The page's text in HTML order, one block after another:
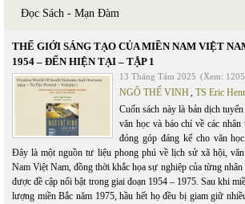
Đọc Sách - Mạn Đàm
THẾ GIỚI SÁNG TẠO CỦA MIỀN NAM VIỆT
1954 – ĐẾN HIỆN TẠI – TẬP 1
13 Tháng Tám 2025 (Xem:
NGÔ THẾ VINH, TS Eric
Cuốn sách này là bản dịch
văn học và báo chí về các
đóng góp đáng kể cho văn
Đây là một nguồn tư liệu phong phú về lịch sử xã hội,
Nam Việt Nam, đồng thời khắc họa sự nghiệp của từng
được đề cập nổi bật trong giai đoạn 1954 – 1975. Sau khi
lượng miền Bắc năm 1975, hầu hết họ đều bị giam giữ